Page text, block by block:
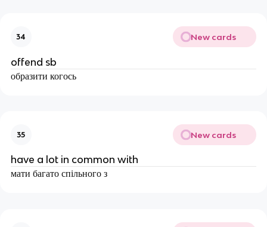
34 New cards
offend sb
образити когось
35 New cards
have a lot in common with
мати багато спільного з